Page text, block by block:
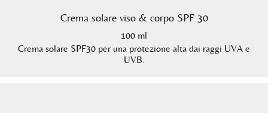
Crema solare viso & corpo SPF 30
100 ml
Crema solare SPF30 per una protezione alta dai raggi UVA e
UVB.